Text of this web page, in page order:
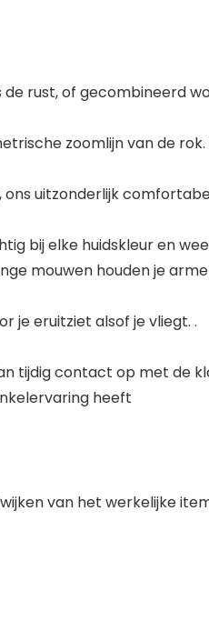
rust, of gecombineerd
zoomlijn van de rok.
uitzonderlijk
bij elke huidskleur en
mouwen houden je
je eruitziet alsof je vliegt. .
tijdig contact op met de
heeft
van het werkelijke